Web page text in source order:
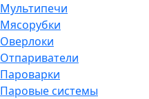
Мультипечи
Мясорубки
Оверлоки
Отпариватели
Пароварки
Паровые системы